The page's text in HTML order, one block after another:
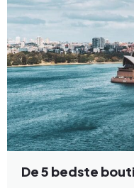
De 5 bedste